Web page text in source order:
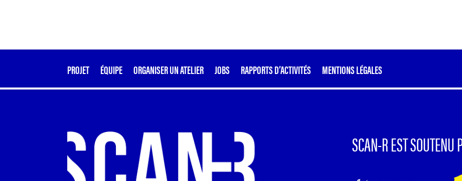
PROJET ÉQUIPE ORGANISER UN ATELIER JOBS RAPPORTS D’ACTIVITÉS MENTIONS LÉGALES
SCAN-R EST SOUTENU